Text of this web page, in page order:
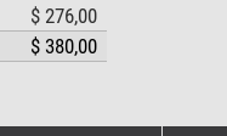
$ 276,00
$ 380,00